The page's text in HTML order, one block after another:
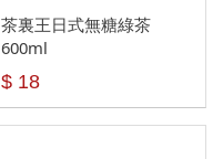
茶裏王日式無糖綠茶
600ml
$ 18